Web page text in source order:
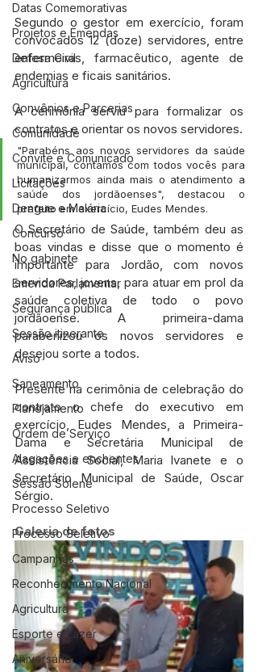
Datas Comemorativas
Projetos e Emendas
Defesa Civil
Agricultura
Convênios e Parcerias
Comunidade
Convite e Comunicado
Licitações
Dengue e Malária
Concurso
No gabinete
Emenda Parlamentar
Segurança pública
Sessão itinerante
Aviso
Saneamento
Planejamento
Ordem de Serviço
Alagações e enchentes
Sessão Solene
Processo Seletivo
Processo Seletivo
Campanhas
Reconhecimento Nacional
Agricultura
Esporte e Lazer
Aniversário
Segundo o gestor em exercício, foram
convocados 12 (doze) servidores, entre
enfermeiras, farmacêutico, agente de
endemias e ficais sanitários.
A cerimônia serviu para formalizar os
contratos e orientar os novos servidores.
"Parabéns aos novos servidores da saúde
municipal, contamos com todos vocês para
humanizarmos ainda mais o atendimento a
saúde dos jordãoenses", destacou o
prefeito em exercício, Eudes Mendes.
O Secretário de Saúde, também deu as
boas vindas e disse que o momento é
importante para Jordão, com novos
servidores, jovens, para atuar em prol da
saúde coletiva de todo o povo
jordãoense. A primeira-dama
parabenizou os novos servidores e
desejou sorte a todos.
Presente na cerimônia de celebração do
contrato o chefe do executivo em
exercício, Eudes Mendes, a Primeira-
Dama e Secretária Municipal de
Assistência Social, Maria lvanete
e o
Secretário Municipal de Saúde, Oscar
Sérgio.
Galeria de fotos